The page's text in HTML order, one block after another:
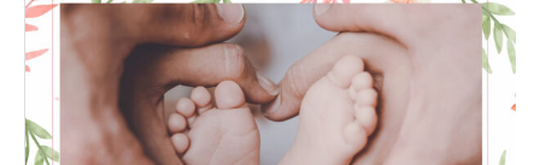
variációja
van.
A
változatok
a